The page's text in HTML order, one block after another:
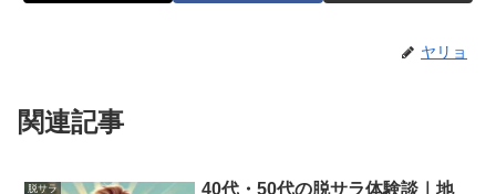
ヤリョ
関連記事
脱サラ
40代・50代の脱サラ体験談｜地